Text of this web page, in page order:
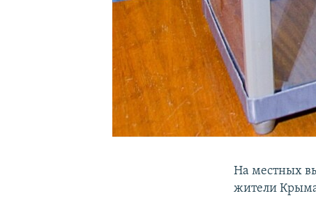
На местных
жители Крыма